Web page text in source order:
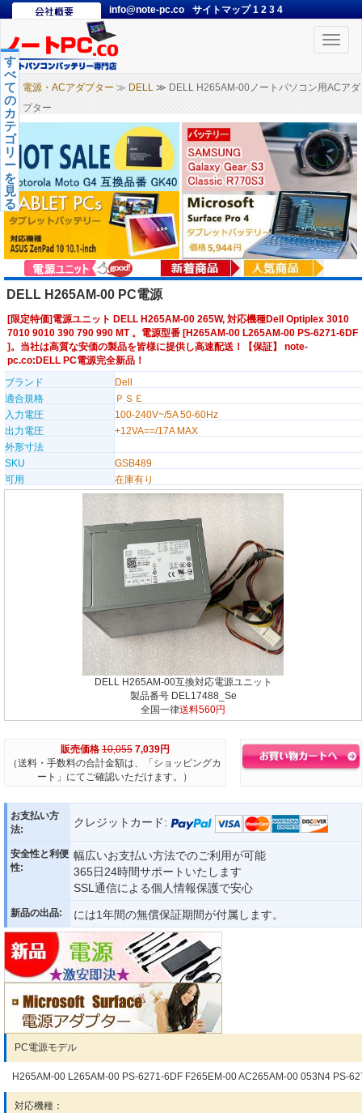
info@note-pc.co サイトマップ1 2 3 4
Toggle
電源・ACアダプター ≫ DELL ≫ DELL H265AM-00ノートパソコン用ACアダ
プター
す
べ
て
の
カ
テ
ゴ
リ
ー
を
見
る
DELL H265AM-00 PC電源
[限定特価]電源ユニット DELL H265AM-00 265W, 対応機種Dell Optiplex 3010
7010 9010 390 790 990 MT 。電源型番 [H265AM-00 L265AM-00 PS-6271-6DF
]。当社は高質な安価の製品を皆様に提供し高速配送！【保証】 note-
pc.co:DELL PC電源完全新品！
ブランド
Dell
適合規格
ＰＳＥ
入力電圧
100-240V~/5A 50-60Hz
出力電圧
+12VA==/17A MAX
外形寸法
SKU
GSB489
可用
在庫有り
DELL H265AM-00互換対応電源ユニット
製品番号 DEL17488_Se
全国一律送料560円
販売価格 10,055 7,039円
（送料・手数料の合計金額は、「ショッピングカ
ート」にてご確認いただけます。）
お支払い方
法:
クレジットカード:
安全性と利便
性:
幅広いお支払い方法でのご利用が可能
365日24時間サポートいたします
SSL通信による個人情報保護で安心
新品の出品: には1年間の無償保証期間が付属します。
PC電源モデル
H265AM-00 L265AM-00 PS-6271-6DF F265EM-00 AC265AM-00 053N4 PS-
対応機種：